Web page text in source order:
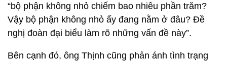
“bộ phận không nhỏ chiếm bao nhiêu phần trăm?
Vậy bộ phận không nhỏ ấy đang nằm ở đâu? Đề
nghị đoàn đại biểu làm rõ những vấn đề này”.
Bên cạnh đó, ông Thịnh cũng phản ánh tình trạng